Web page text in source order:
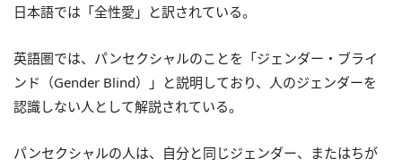
日本語では「全性愛」と訳されている。
英語圏では、パンセクシャルのことを「ジェンダー・ブライ
ンド（Gender Blind）」と説明しており、人のジェンダーを
認識しない人として解説されている。
パンセクシャルの人は、自分と同じジェンダー、またはちが